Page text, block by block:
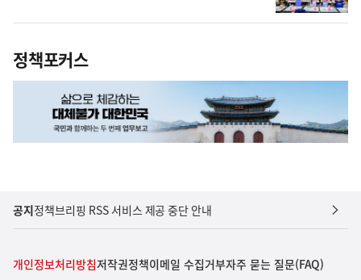
정책포커스
공지정책브리핑 RSS 서비스 제공 중단 안내
개인정보처리방침저작권정책이메일 수집거부자주 묻는 질문(FAQ)